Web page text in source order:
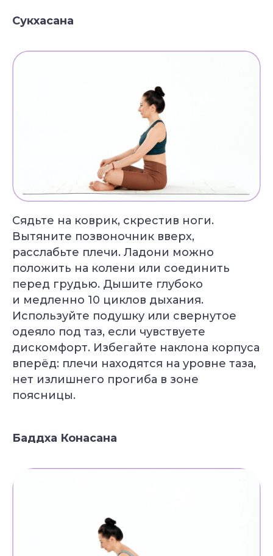
Сукхасана
Сядьте на коврик, скрестив ноги.
Вытяните позвоночник вверх,
расслабьте плечи. Ладони можно
положить на колени или соединить
перед грудью. Дышите глубоко
и медленно 10 циклов дыхания.
Используйте подушку или свернутое
одеяло под таз, если чувствуете
дискомфорт. Избегайте наклона корпуса
вперёд: плечи находятся на уровне таза,
нет излишнего прогиба в зоне
поясницы.
Баддха Конасана
Бесплатно + бонус до 40 000 ₽
Подберём курс йоги
под вашу цель
Специальное предложение
Уже 2 300+ заявок